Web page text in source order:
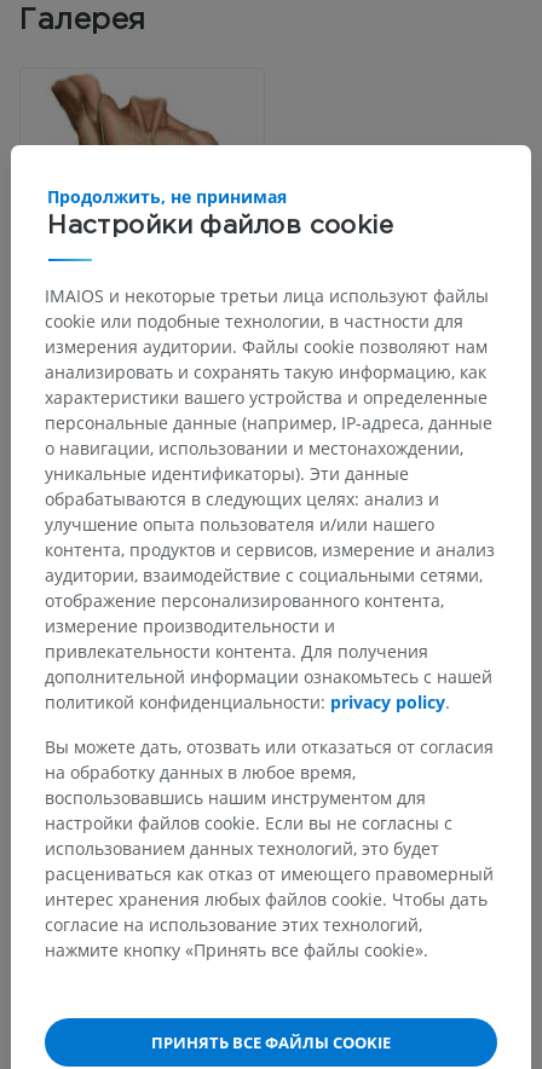
Галерея
Анатомическая иерархия
Анатомия человека 2
Анатомия человека 1
Общая анатомия> Плоскости, линии и области
Плоскости и линии> Межостевая плоскость
Основные структуры:Нет анатомических терминов,
относящихся к этой части тела
Переводы
Заметили ошибку?
Не стесняйтесь предложить поправку, свою версию
Сообщить об ошибке
Настройки файлов cookie
Продолжить, не принимая
IMAIOS и некоторые третьи лица используют файлы
cookie или подобные технологии, в частности для
измерения аудитории. Файлы cookie позволяют нам
анализировать и сохранять такую информацию, как
характеристики вашего устройства и определенные
персональные данные (например, IP-адреса, данные
о навигации, использовании и местонахождении,
уникальные идентификаторы). Эти данные
обрабатываются в следующих целях: анализ и
улучшение опыта пользователя и/или нашего
контента, продуктов и сервисов, измерение и анализ
аудитории, взаимодействие с социальными сетями,
отображение персонализированного контента,
измерение производительности и
привлекательности контента. Для получения
дополнительной информации ознакомьтесь с нашей
политикой конфиденциальности: privacy policy.
Вы можете дать, отозвать или отказаться от согласия
на обработку данных в любое время,
воспользовавшись нашим инструментом для
настройки файлов cookie. Если вы не согласны с
использованием данных технологий, это будет
расцениваться как отказ от имеющего правомерный
интерес хранения любых файлов cookie. Чтобы дать
согласие на использование этих технологий,
нажмите кнопку «Принять все файлы cookie».
ПРИНЯТЬ ВСЕ ФАЙЛЫ COOKIE